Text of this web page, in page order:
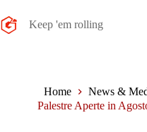
al
contenuto
Keep 'em rolling
Home News &
Palestre Aperte in